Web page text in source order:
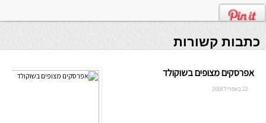
כתבות קשורות
אפרסקים מצופים בשוקולד
22 באפריל 2018